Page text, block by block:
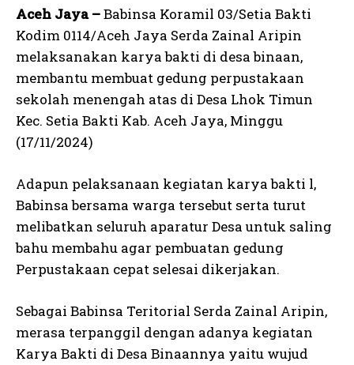
Aceh Jaya –Babinsa Koramil 03/Setia Bakti
Kodim 0114/Aceh Jaya Serda Zainal Aripin
melaksanakan karya bakti di desa binaan,
membantu membuat gedung perpustakaan
sekolah menengah atas di Desa Lhok Timun
Kec. Setia Bakti Kab. Aceh Jaya, Minggu
(17/11/2024)
Adapun pelaksanaan kegiatan karya bakti l,
Babinsa bersama warga tersebut serta turut
melibatkan seluruh aparatur Desa untuk saling
bahu membahu agar pembuatan gedung
Perpustakaan cepat selesai dikerjakan.
Sebagai Babinsa Teritorial Serda Zainal Aripin,
merasa terpanggil dengan adanya kegiatan
Karya Bakti di Desa Binaannya yaitu wujud